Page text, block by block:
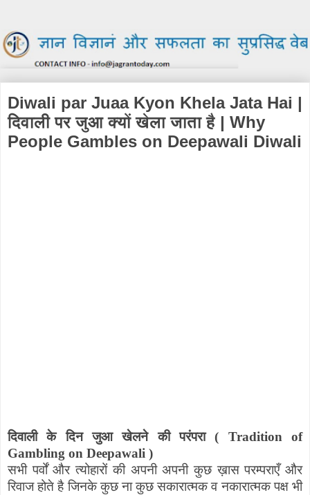
Diwali par Juaa Kyon Khela Jata Hai |
दिवाली पर जुआ क्यों खेला जाता है | Why
People Gambles on Deepawali Diwali
दिवाली के दिन जुआ खेलने की परंपरा ( Tradition of
Gambling on Deepawali )
सभी पर्वों और त्योहारों की अपनी अपनी कुछ ख़ास परम्पराएँ और
रिवाज होते है जिनके कुछ ना कुछ सकारात्मक व नकारात्मक पक्ष भी